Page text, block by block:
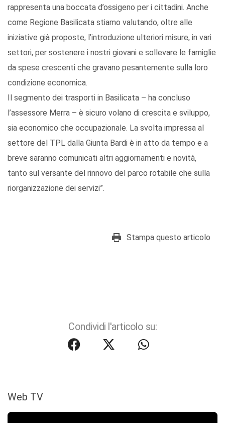
rappresenta una boccata d’ossigeno per i cittadini. Anche
come Regione Basilicata stiamo valutando, oltre alle
iniziative già proposte, l’introduzione ulteriori misure, in vari
settori, per sostenere i nostri giovani e sollevare le famiglie
da spese crescenti che gravano pesantemente sulla loro
condizione economica.
Il segmento dei trasporti in Basilicata – ha concluso
l’assessore Merra – è sicuro volano di crescita e sviluppo,
sia economico che occupazionale. La svolta impressa al
settore del TPL dalla Giunta Bardi è in atto da tempo e a
breve saranno comunicati altri aggiornamenti e novità,
tanto sul versante del rinnovo del parco rotabile che sulla
riorganizzazione dei servizi”.
Stampa questo articolo
Condividi l'articolo su:
Web TV